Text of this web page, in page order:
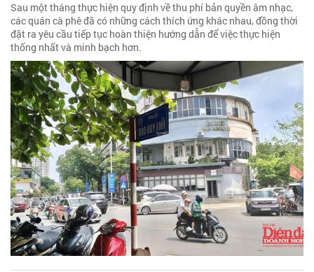
Sau một tháng thực hiện quy định về thu phí bản quyền âm nhạc,
các quán cà phê đã có những cách thích ứng khác nhau, đồng thời
đặt ra yêu cầu tiếp tục hoàn thiện hướng dẫn để việc thực hiện
thống nhất và minh bạch hơn.